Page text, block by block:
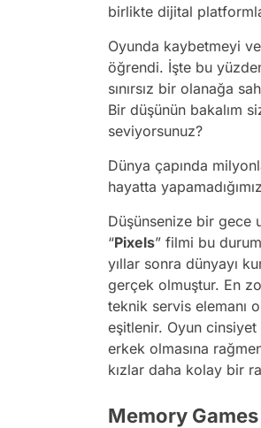
birlikte dijital
Oyunda kaybetmeyi
öğrendi. İşte bu
sınırsız bir olanağa
Bir düşünün bakalım
seviyorsunuz?
Dünya çapında
hayatta
Düşünsenize bir gece
“Pixels” filmi bu
yıllar sonra dünyayı
gerçek olmuştur. En
teknik servis elemanı
eşitlenir. Oyun cinsiyet
erkek olmasına
kızlar daha kolay bir
Memory Games